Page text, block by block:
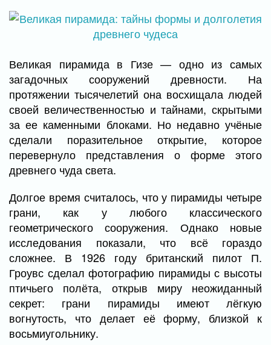
Великая пирамида в Гизе — одно из самых
загадочных сооружений древности. На
протяжении тысячелетий она восхищала людей
своей величественностью и тайнами, скрытыми
за ее каменными блоками. Но недавно учёные
сделали поразительное открытие, которое
перевернуло представления о форме этого
древнего чуда света.
Долгое время считалось, что у пирамиды четыре
грани, как у любого классического
геометрического сооружения. Однако новые
исследования показали, что всё гораздо
сложнее. В 1926 году британский пилот П.
Гроувс сделал фотографию пирамиды с высоты
птичьего полёта, открыв миру неожиданный
секрет: грани пирамиды имеют лёгкую
вогнутость, что делает её форму, близкой к
восьмиугольнику.